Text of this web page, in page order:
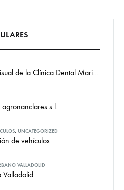
Transformación Visual de la Clínica Dental Marian: Diseño de Vinilos por VallCor Publicidad
s.l.
, UNCATEGORIZED
de vehículos
VALLADOLID
Valladolid